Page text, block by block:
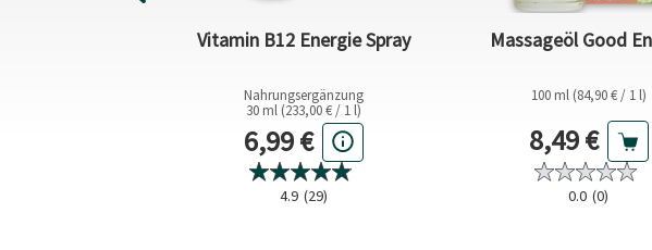
Vitamin B12 Energie Spray
Nahrungsergänzung
30 ml (233,00 € / 1 l)
Aktueller Preis
6,99 €
4.9 (29)
Massageöl Good
100 ml (84,90 € / 1 l)
Aktueller
8,49 €
0.0 (0)